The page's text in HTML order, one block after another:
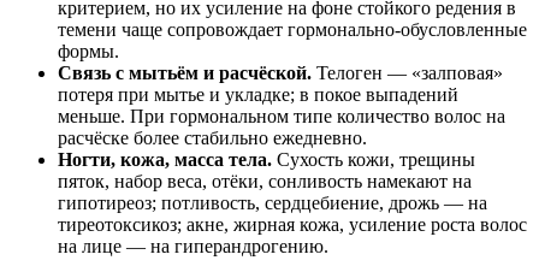
критерием, но их усиление на фоне стойкого редения в
темени чаще сопровождает гормонально-обусловленные
формы.
Связь с мытьём и расчёской. Телоген — «залповая»
потеря при мытье и укладке; в покое выпадений
меньше. При гормональном типе количество волос на
расчёске более стабильно ежедневно.
Ногти, кожа, масса тела. Сухость кожи, трещины
пяток, набор веса, отёки, сонливость намекают на
гипотиреоз; потливость, сердцебиение, дрожь — на
тиреотоксикоз; акне, жирная кожа, усиление роста волос
на лице — на гиперандрогению.